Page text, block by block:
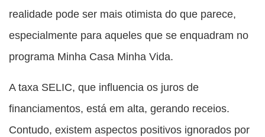
realidade pode ser mais otimista do que parece,
especialmente para aqueles que se enquadram no
programa Minha Casa Minha Vida.
A taxa SELIC, que influencia os juros de
financiamentos, está em alta, gerando receios.
Contudo, existem aspectos positivos ignorados por